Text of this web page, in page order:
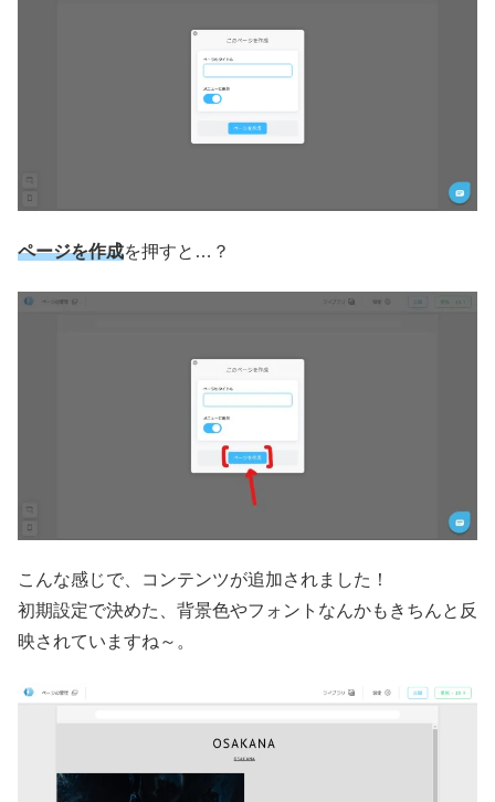
ページを作成を押すと…？
こんな感じで、コンテンツが追加されました！
初期設定で決めた、背景色やフォントなんかもきちんと反
映されていますね～。